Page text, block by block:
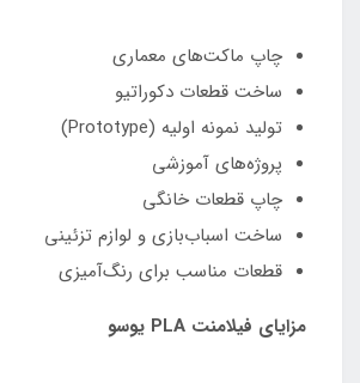
چاپ ماکت‌های معماری
ساخت قطعات دکوراتیو
تولید نمونه اولیه (Prototype)
پروژه‌های آموزشی
چاپ قطعات خانگی
ساخت اسباب‌بازی و لوازم تزئینی
قطعات مناسب برای رنگ‌آمیزی
مزایای فیلامنت PLA یوسو